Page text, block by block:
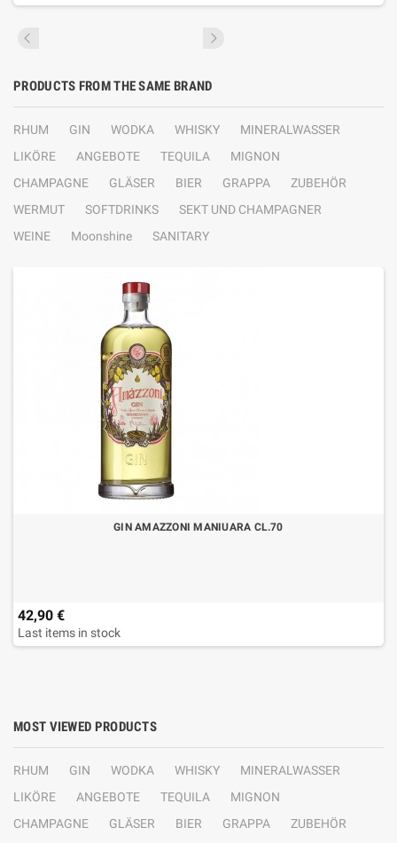
PRODUCTS FROM THE SAME BRAND
RHUM GIN WODKA WHISKY
MINERALWASSER
LIKÖRE
ANGEBOTE TEQUILA
MIGNON
CHAMPAGNE
GLÄSER BIER GRAPPA
ZUBEHÖR
WERMUT
SOFTDRINKS
SEKT UND CHAMPAGNER
WEINE
Moonshine SANITARY
GIN AMAZZONI MANIUARA CL.70
42,90 €
Last items in stock
MOST VIEWED PRODUCTS
RHUM GIN WODKA WHISKY
MINERALWASSER
LIKÖRE
ANGEBOTE TEQUILA
MIGNON
CHAMPAGNE
GLÄSER BIER GRAPPA ZUBEHÖR